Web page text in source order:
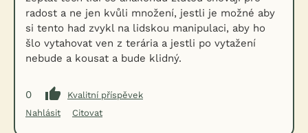
radost a ne jen kvůli množení, jestli je možné aby
si tento had zvykl na lidskou manipulaci, aby ho
šlo vytahovat ven z terária a jestli po vytažení
nebude a kousat a bude klidný.
0
Kvalitní příspěvek
Nahlásit
Citovat